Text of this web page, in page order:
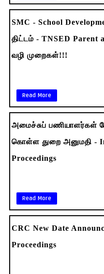
SMC - School
திட்டம் - TNSED Parent
வழி முறைகள்!!!
Read More
அமைச்சுப் பணியாளர்கள்
கொள்ள துறை அனுமதி -
Proceedings
Read More
CRC New Date
Proceedings